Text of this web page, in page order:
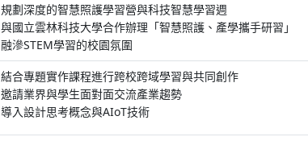
規劃深度的智慧照護學習營與科技智慧學習週
與國立雲林科技大學合作辦理「智慧照護、產學攜手研習」
融滲STEM學習的校園氛圍
結合專題實作課程進行跨校跨域學習與共同創作
邀請業界與學生面對面交流產業趨勢
導入設計思考概念與AIoT技術